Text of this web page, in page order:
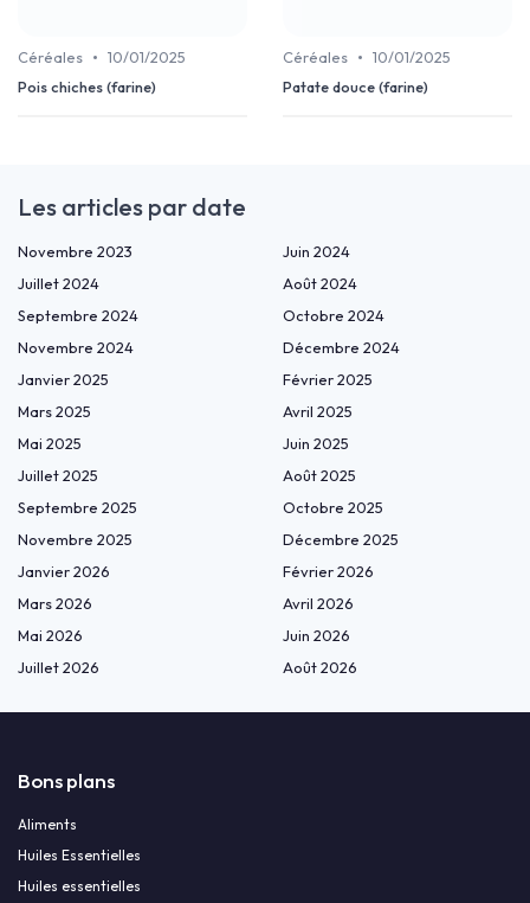
Céréales • 10/01/2025
Pois chiches (farine)
Céréales • 10/01/2025
Patate douce (farine)
Les articles par date
Novembre 2023
Juin 2024
Juillet 2024
Août 2024
Septembre 2024
Octobre 2024
Novembre 2024
Décembre 2024
Janvier 2025
Février 2025
Mars 2025
Avril 2025
Mai 2025
Juin 2025
Juillet 2025
Août 2025
Septembre 2025
Octobre 2025
Novembre 2025
Décembre 2025
Janvier 2026
Février 2026
Mars 2026
Avril 2026
Mai 2026
Juin 2026
Juillet 2026
Août 2026
Bons plans
Aliments
Huiles Essentielles
Huiles essentielles